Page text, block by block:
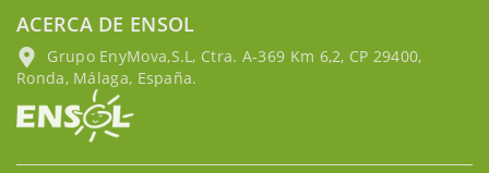
ACERCA DE ENSOL
Grupo EnyMova,S.L, Ctra. A-369 Km 6,2, CP 29400,
Ronda, Málaga, España.